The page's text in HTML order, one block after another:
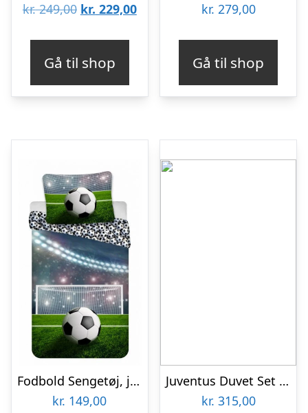
kr.249,00 Den
var:
kr. 249,00.
kr. 229,00Den
kr. 229,00.
Gå til shop
kr. 279,00
Gå til shop
Fodbold Sengetøj, junior – 100×135 cm.
kr. 149,00
Juventus Duvet Set – black white – JJ-one-size
kr. 315,00